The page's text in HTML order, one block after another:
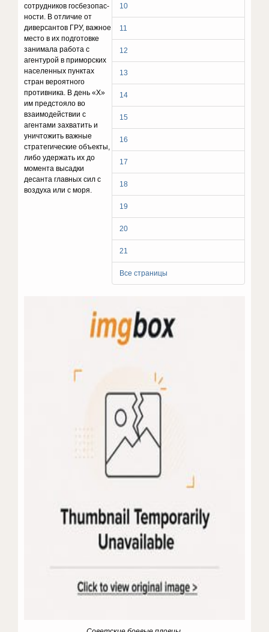
10
11
12
13
14
15
16
17
18
19
20
21
Все страницы
сотрудников госбезопас­
ности. В отличие от
диверсантов ГРУ, важное
место в их подготовке
занимала работа с
агентурой в приморских
населенных пунктах
стран вероятного
противника. В день «X»
им предстояло во
взаимодействии с
агентами захватить и
уничтожить важные
стратегические объек­ты,
либо удержать их до
момента высадки
десанта главных сил с
воз­духа или с моря.